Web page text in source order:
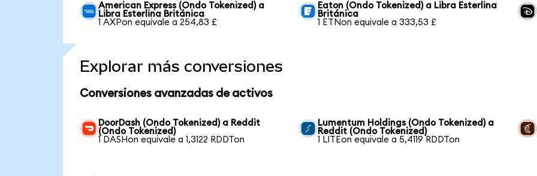
American Express (Ondo Tokenized) a
Libra Esterlina Británica
1 AXPon equivale a 254,83 £
Eaton (Ondo Tokenized) a Libra Esterlina
Británica
1 ETNon equivale a 333,53 £
Explorar más conversiones
Conversiones avanzadas de activos
DoorDash (Ondo Tokenized) a Reddit
(Ondo Tokenized)
1 DASHon equivale a 1,3122 RDDTon
Lumentum Holdings (Ondo Tokenized) a
Reddit (Ondo Tokenized)
1 LITEon equivale a 5,4119 RDDTon